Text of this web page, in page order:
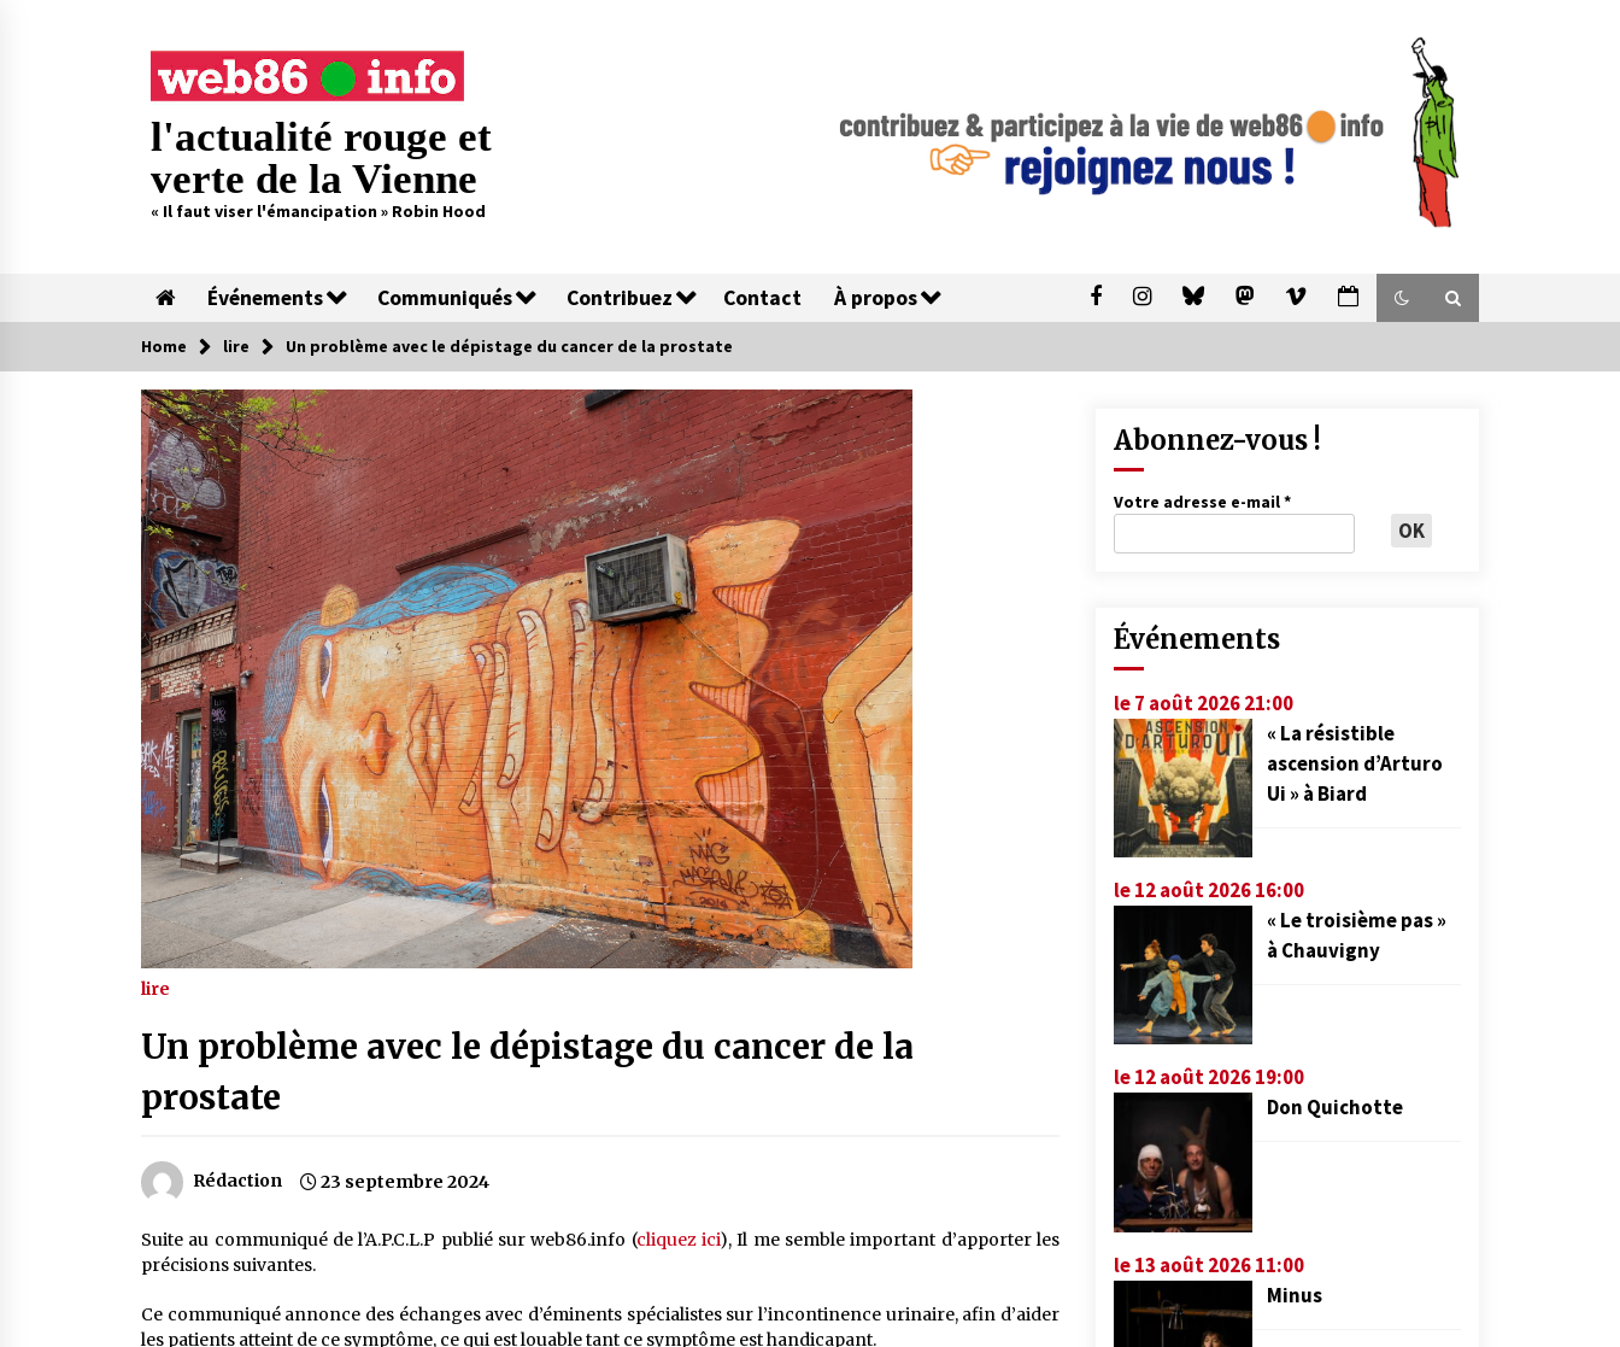
l'actualité rouge et
verte de la Vienne
« Il faut viser l'émancipation » Robin Hood
Événements Communiqués Contribuez Contact À propos
Home lire Un problème avec le dépistage du cancer de la prostate
lire
Un problème avec le dépistage du cancer de la
prostate
Rédaction 23 septembre 2024
Suite au communiqué de l’A.P.C.L.P publié sur web86.info (cliquez ici), Il me semble important d’apporter les
précisions suivantes.
Ce communiqué annonce des échanges avec d’éminents spécialistes sur l’incontinence urinaire, afin d’aider
les patients atteint de ce symptôme, ce qui est louable tant ce symptôme est handicapant.
Abonnez-vous !
Votre adresse e-mail*
Événements
le 7 août 2026 21:00
« La résistible
ascension d’Arturo
Ui » à Biard
le 12 août 2026 16:00
« Le troisième pas »
à Chauvigny
le 12 août 2026 19:00
Don Quichotte
le 13 août 2026 11:00
Minus